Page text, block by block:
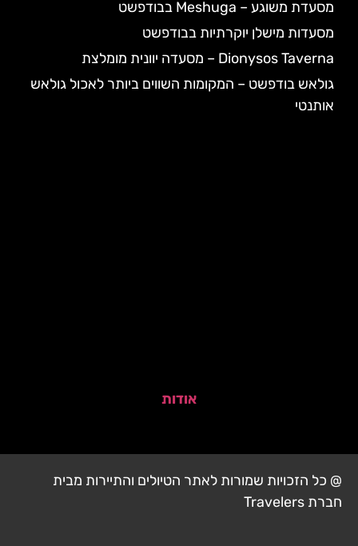
מסעדת משוגע – Meshuga בבודפשט
מסעדות מישלן יוקרתיות בבודפשט
Dionysos Taverna – מסעדה יוונית מומלצת
גולאש בודפשט – המקומות השווים ביותר לאכול גולאש
אותנטי
אודות
@ כל הזכויות שמורות לאתר הטיולים והתיירות מבית
חברת Travelers